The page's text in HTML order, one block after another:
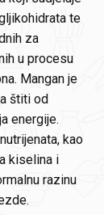
te
za
u procesu
Mangan je
štiti od
energije.
kao
kiselina i
razinu